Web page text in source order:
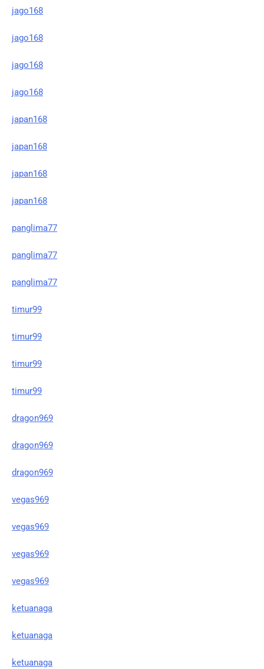
jago168
jago168
jago168
jago168
japan168
japan168
japan168
japan168
panglima77
panglima77
panglima77
timur99
timur99
timur99
timur99
dragon969
dragon969
dragon969
vegas969
vegas969
vegas969
vegas969
ketuanaga
ketuanaga
ketuanaga